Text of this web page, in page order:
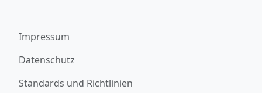
Impressum
Datenschutz
Standards und Richtlinien